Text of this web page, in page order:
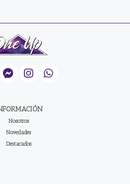
Nosotros
Novedades
Destacados